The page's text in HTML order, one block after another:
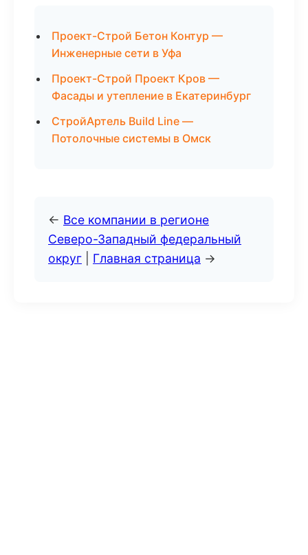
Проект-Строй Бетон Контур —
Инженерные сети в Уфа
Проект-Строй Проект Кров —
Фасады и утепление в Екатеринбург
СтройАртель Build Line —
Потолочные системы в Омск
← Все компании в регионе
Северо-Западный федеральный
округ
Главная страница →